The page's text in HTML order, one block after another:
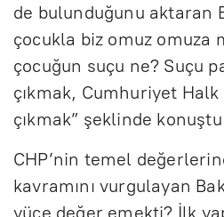
de bulunduğunu aktaran
çocukla biz omuz omuza
çocuğun suçu ne? Suçu
çıkmak, Cumhuriyet
çıkmak” şeklinde
CHP’nin temel
kavramını vurgulayan
yüce değer emekti? İlk